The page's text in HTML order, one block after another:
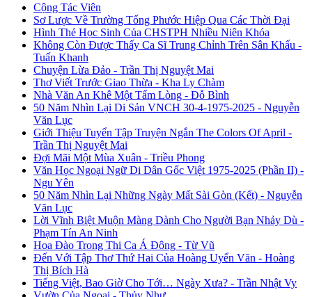
Cộng Tác Viên
Sơ Lược Về Trường Tống Phước Hiệp Qua Các Thời Đại
Hình Thẻ Học Sinh Của CHSTPH Nhiều Niên Khóa
Không Còn Được Thấy Ca Sĩ Trung Chỉnh Trên Sân Khấu -
Tuấn Khanh
Chuyện Lừa Đảo - Trần Thị Nguyệt Mai
Thơ Viết Trước Giao Thừa - Kha Ly Chàm
Nhà Văn An Khê Một Tấm Lòng - Đỗ Bình
50 Năm Nhìn Lại Di Sản VNCH 30-4-1975-2025 - Nguyễn
Văn Lục
Giới Thiệu Tuyển Tập Truyện Ngắn The Colors Of April -
Trần Thị Nguyệt Mai
Đợi Mãi Một Mùa Xuân - Triều Phong
Văn Học Ngoại Ngữ Di Dân Gốc Việt 1975-2025 (Phần II) -
Ngu Yên
50 Năm Nhìn Lại Những Ngày Mất Sài Gòn (Kết) - Nguyễn
Văn Lục
Lời Vĩnh Biệt Muộn Màng Dành Cho Người Bạn Nhảy Dù -
Phạm Tín An Ninh
Hoa Đào Trong Thi Ca Á Đông - Từ Vũ
Đến Với Tập Thơ Thứ Hai Của Hoàng Uyển Văn - Hoàng
Thị Bích Hà
Tiếng Việt, Bao Giờ Cho Tới… Ngày Xưa? - Trần Nhật Vy